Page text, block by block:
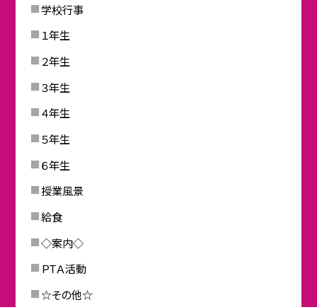
学校行事
１年生
２年生
３年生
４年生
５年生
６年生
授業風景
給食
◇案内◇
ＰＴＡ活動
☆その他☆